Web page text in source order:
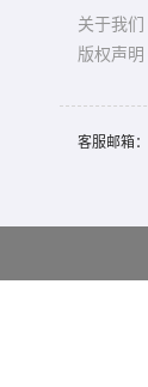
关于我们
版权声明
客服邮箱：